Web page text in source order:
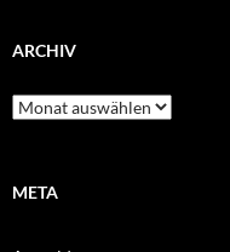
ARCHIV
Archiv
META